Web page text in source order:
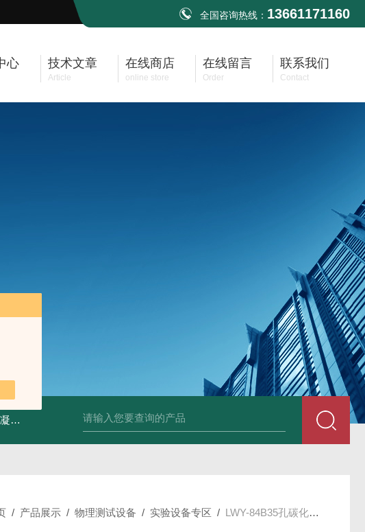
全国咨询热线： 13661171160
心 技术文章
Article
在线商店
online store
在线留言
Order
联系我们
Contact
统 LP-4混凝土电杆检测仪 LW-4电杆荷载挠度自动测量仪（无线
/ 产品展示 /物理测试设备 / 实验设备专区 / LWY-84B35孔碳化硅消煮炉